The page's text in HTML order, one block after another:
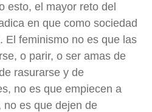
esto, el mayor reto del
en que como sociedad
El feminismo no es que las
o parir, o ser amas de
rasurarse y de
no es que empiecen a
no es que dejen de